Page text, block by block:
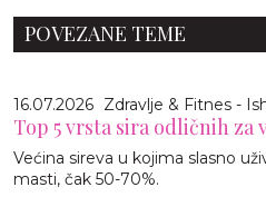
POVEZANE TEME
16.07.2026 Zdravlje & Fitnes -
Top 5 vrsta sira odličnih za
Većina sireva u kojima slasno
masti, čak 50-70%.